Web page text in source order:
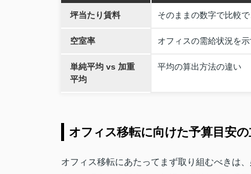
坪当たり賃料 そのままの数字で比較
空室率 オフィスの需給状況を示
単純平均 vs 加重
平均
平均の算出方法の違い
オフィス移転に向けた予算目安
オフィス移転にあたってまず取り組むべきは